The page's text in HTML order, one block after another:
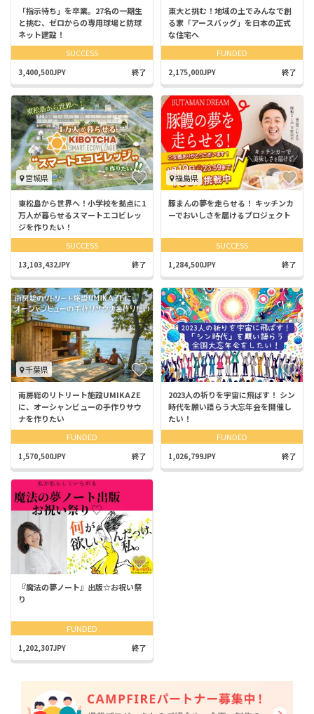
「指示待ち」を卒業。27名の一期生
と挑む、ゼロからの専用球場と防球
ネット建設！
SUCCESS
3,400,500JPY 終了
東大と挑む！地域の土でみんなで創
る家「アースバッグ」を日本の正式
な住宅へ
FUNDED
2,175,000JPY 終了
宮城県
東松島から世界へ！小学校を拠点に1
万人が暮らせるスマートエコビレッ
ジを作りたい！
SUCCESS
13,103,432JPY 終了
福島県
豚まんの夢を走らせる！ キッチンカ
ーでおいしさを届けるプロジェクト
SUCCESS
1,284,500JPY 終了
千葉県
南房総のリトリート施設UMIKAZE
に、オーシャンビューの手作りサウ
ナを作りたい
FUNDED
1,570,500JPY 終了
2023人の祈りを宇宙に飛ばす！ シン
時代を願い語らう大忘年会を開催し
たい！
FUNDED
1,026,799JPY 終了
『魔法の夢ノート』出版☆お祝い祭
り
FUNDED
1,202,307JPY 終了